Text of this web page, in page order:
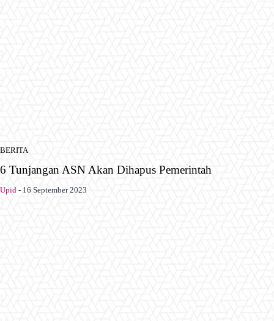
BERITA
6 Tunjangan ASN Akan Dihapus Pemerintah
Upid - 16 September 2023